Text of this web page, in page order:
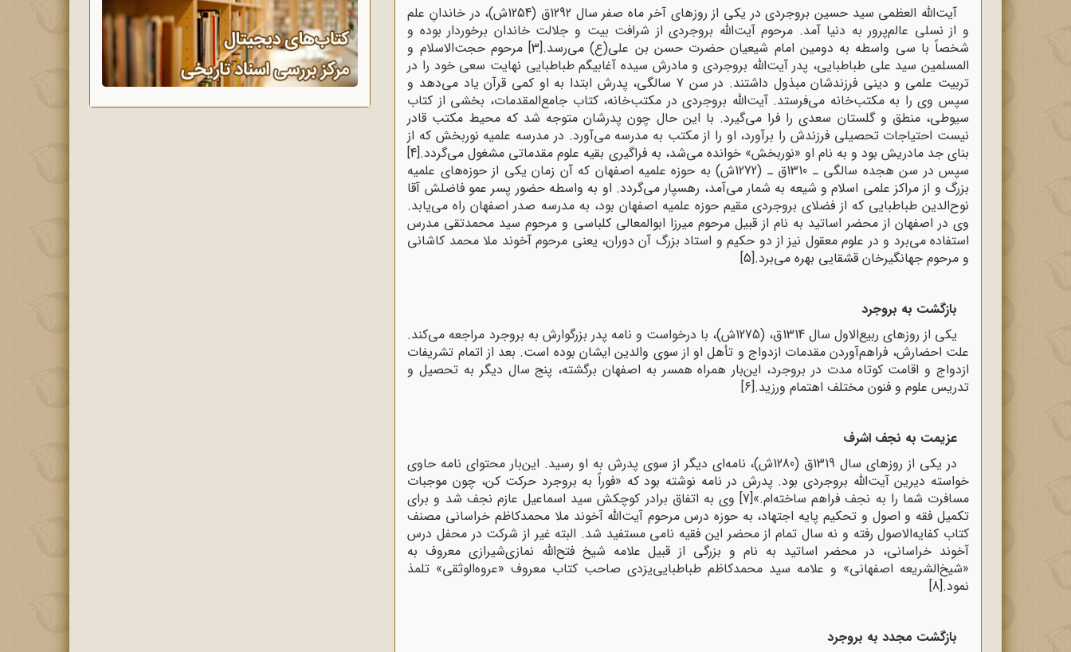
آیت‌الله العظمی سید حسین بروجردی در یکی از روزهای آخر ماه صفر سال 1292ق (1254ش)، در خاندانِ علم
و از نسلی عالم‌پرور به دنیا آمد. مرحوم آیت‌الله بروجردی از شرافت بیت و جلالت خاندان برخوردار بوده و
شخصاً با سی واسطه به دومین امام شیعیان حضرت حسن بن علی(ع) می‌رسد.[3]مرحوم حجت‌الاسلام و
المسلمین سید ‌علی طباطبایی، پدر آیت‌الله بروجردی و مادرش سیده آغابیگم طباطبایی نهایت سعی خود را در
تربیت علمی و دینی فرزندشان مبذول داشتند. در سن 7 سالگی، پدرش ابتدا به او کمی قرآن‌ یاد می‌دهد و
سپس وی را به مکتب‌خانه می‌فرستد. آیت‌الله بروجردی در مکتب‌خانه، کتاب جامع‌المقدمات، بخشی از کتاب
سیوطی، منطق و گلستان سعدی را فرا می‌گیرد. با این حال چون پدرشان متوجه شد که محیط مکتب قادر
نیست احتیاجات تحصیلی فرزندش را برآورد، او را از مکتب به مدرسه می‌آورد. در مدرسه‌ علمیه‌ نوربخش که از
بنای جد مادریش بود و به ‌نام او «نوربخش» خوانده می‌شد، به فراگیری بقیه‌ علوم مقدماتی مشغول می‌گردد.[4]
سپس در سن هجده سالگی ـ 1310ق ـ (1272ش) به حوزه‌ علمیه‌ اصفهان که آن زمان‌ یکی از حوزه‌های علمیه‌
بزرگ و از مراکز علمی اسلام و شیعه به‌ شمار می‌آمد، رهسپار می‌گردد. او به واسطه‌ حضور پسر عمو فاضلش آقا
نوح‌الدین طباطبایی که از فضلای بروجردی مقیم حوزه‌ علمیه‌ اصفهان بود، به مدرسه‌ صدر اصفهان راه می‌یابد.
وی در اصفهان از محضر اساتید به نام از قبیل مرحوم میرزا ابوالمعالی کلباسی و مرحوم سید محمدتقی مدرس
استفاده می‌برد و در علوم معقول نیز از دو حکیم و استاد بزرگ آن دوران، یعنی مرحوم آخوند ملا محمد کاشانی
و مرحوم جهانگیرخان قشقایی بهره می‌برد.[5]
بازگشت به بروجرد
یکی از روزهای ربیع‌الاول سال 1314ق، (1275ش)، با درخواست و نامه پدر بزرگوارش به بروجرد مراجعه می‌کند.
علت احضارش، فراهم‌آوردن مقدمات ازدواج و تأهل او از سوی والدین ایشان بوده است. بعد از اتمام تشریفات
ازدواج و اقامت کوتاه‌ مدت در بروجرد، این‌بار همراه همسر به اصفهان برگشته، پنج‌ سال دیگر به تحصیل و
تدریس علوم و فنون مختلف اهتمام ورزید.[6]
عزیمت به نجف اشرف
در‌ یکی از روزهای سال 1319ق (1280ش)، نامه‌ای دیگر از سوی پدرش به او رسید. این‌بار محتوای نامه حاوی
خواسته‌ دیرین آیت‌الله بروجردی بود. پدرش در نامه‌ نوشته بود که «فوراً به بروجرد حرکت کن، چون موجبات
مسافرت شما را به نجف فراهم ساخته‌ام.»[7]وی به اتفاق برادر کوچکش سید ‌اسماعیل عازم نجف شد و برای
تکمیل فقه و اصول و تحکیم پایه‌‌ اجتهاد، به حوزه‌ درس مرحوم آیت‌الله آخوند ملا محمدکاظم خراسانی مصنف
کتاب کفایه‌الاصول رفته و نه سال تمام از محضر این فقیه نامی مستفید شد. البته غیر از شرکت در محفل درس
آخوند خراسانی، در محضر اساتید به نام و بزرگی از قبیل علامه شیخ فتح‌الله نمازی‌شیرازی معروف به
«شیخ‌الشریعه اصفهانی» و علامه سید ‌محمدکاظم طباطبایی‌یزدی صاحب کتاب معروف «عروه‌الوثقی» تلمذ
نمود.[8]
بازگشت مجدد به بروجرد